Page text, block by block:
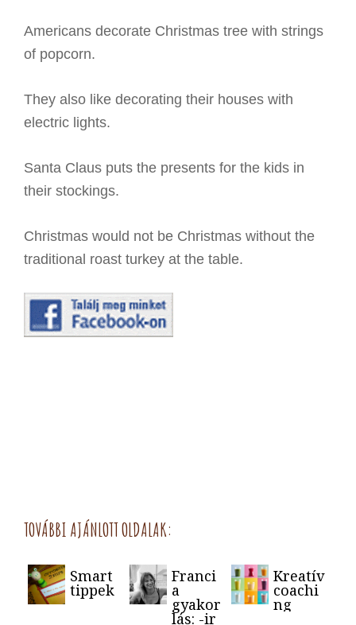
Americans decorate Christmas tree with strings
of popcorn.
They also like decorating their houses with
electric lights.
Santa Claus puts the presents for the kids in
their stockings.
Christmas would not be Christmas without the
traditional roast turkey at the table.
TOVÁBBI AJÁNLOTT OLDALAK:
Smart
tippek
Franci
a
gyakor
lás: -ir
Kreatív
coachi
ng